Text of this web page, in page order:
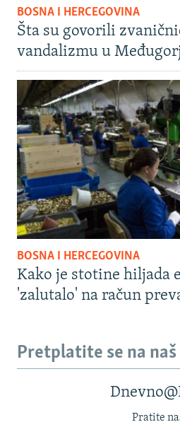
BOSNA I HERCEGOVINA
Šta su govorili
vandalizmu u
BOSNA I HERCEGOVINA
Kako je stotine hiljada
'zalutalo' na račun
Pretplatite se na
Pratite